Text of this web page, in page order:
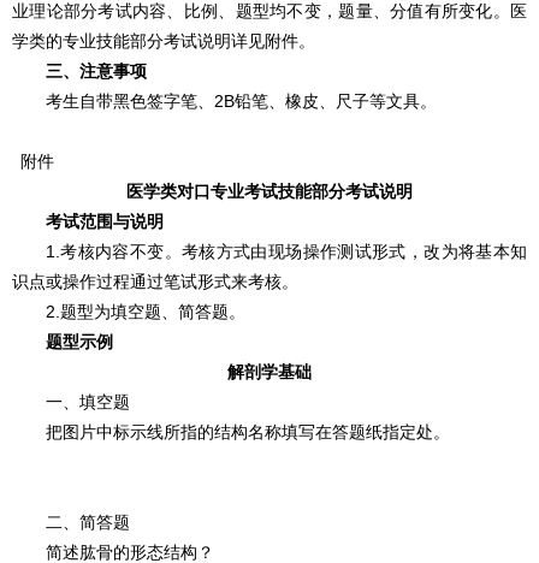
业理论部分考试内容、比例、题型均不变，题量、分值有所变化。医
学类的专业技能部分考试说明详见附件。
三、注意事项
考生自带黑色签字笔、2B铅笔、橡皮、尺子等文具。
附件
医学类对口专业考试技能部分考试说明
考试范围与说明
1.考核内容不变。考核方式由现场操作测试形式，改为将基本知
识点或操作过程通过笔试形式来考核。
2.题型为填空题、简答题。
题型示例
解剖学基础
一、填空题
把图片中标示线所指的结构名称填写在答题纸指定处。
二、简答题
简述肱骨的形态结构？